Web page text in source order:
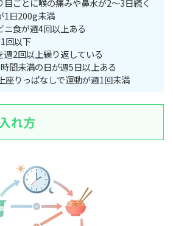
1日200g未満
ニ食が週4回以上ある
回以下
週2回以上繰り返している
間未満の日が週5日以上ある
座りっぱなしで運動が週1回未満
れ方